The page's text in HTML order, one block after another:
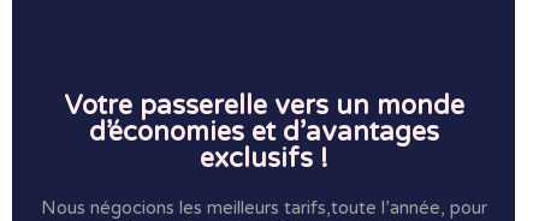
Votre passerelle vers un monde
d’économies et d’avantages
exclusifs !
Nous négocions les meilleurs tarifs,toute l’année, pour